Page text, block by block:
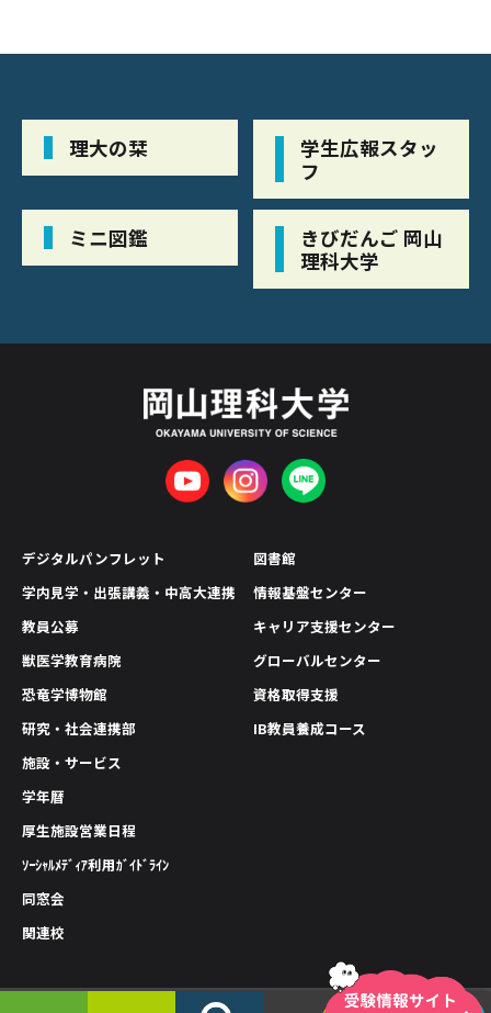
理大の栞
学生広報スタッ
フ
ミニ図鑑
きびだんご 岡山
理科大学
デジタルパンフレット
学内見学・出張講義・中高大連携
教員公募
獣医学教育病院
恐竜学博物館
研究・社会連携部
図書館
情報基盤センター
キャリア支援センター
グローバルセンター
資格取得支援
IB教員養成コース
施設・サービス
学年暦
厚生施設営業日程
ｿｰｼｬﾙﾒﾃﾞｨｱ利用ｶﾞｲﾄﾞﾗｲﾝ
同窓会
関連校